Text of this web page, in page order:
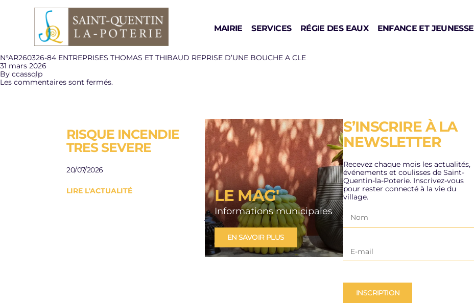
MAIRIE SERVICES RÉGIE DES EAUX ENFANCE ET JEUNESSE
N°AR260326-84 ENTREPRISES THOMAS ET THIBAUD REPRISE D’UNE BOUCHE A CLE
31 mars 2026
By ccassqlp
Les commentaires sont fermés.
RISQUE INCENDIE
TRES SEVERE
LIRE L'ACTUALITÉ
20/07/2026
ESPACE FRAICHEUR
A LA RÉSIDENCE
AUTONOMIE LES
JARDINS
Besoin de Fraicheur, la
résidence autonomie les
jardins vous accueille
LIRE L'ACTUALITÉ
10/07/2026
PLAN CANICULE
LIRE L'ACTUALITÉ
LE MAG'
Informations municipales
EN SAVOIR PLUS
S’INSCRIRE À LA
NEWSLETTER
Recevez chaque mois les actualités,
événements et coulisses de Saint-
Quentin-la-Poterie. Inscrivez-vous
pour rester connecté à la vie du
village.
INSCRIPTION